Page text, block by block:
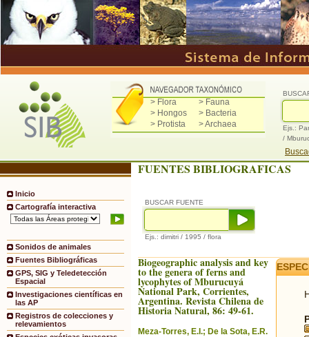
> Flora
> Fauna
> Hongos
> Bacteria
> Protista
> Archaea
Ejs.:
/
Inicio
Cartografía interactiva
Sonidos de animales
Fuentes Bibliográficas
GPS, SIG y Teledetección
Espacial
Investigaciones científicas en
las AP
Registros de colecciones y
relevamientos
FUENTES BIBLIOGRAFICAS
BUSCAR FUENTE
Ejs.: dimitri / 1995 / flora
Biogeographic analysis and key
to the genera of ferns and
lycophytes of Mburucuyá
National Park, Corrientes,
Argentina. Revista Chilena de
Historia Natural, 86: 49-61.
Meza-Torres, E.I.; De la Sota, E.R.